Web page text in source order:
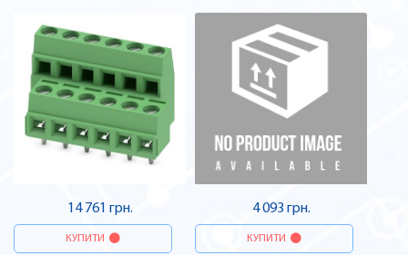
14 761 грн.
КУПИТИ
Pheonix Contact
4 093 грн.
КУПИТИ